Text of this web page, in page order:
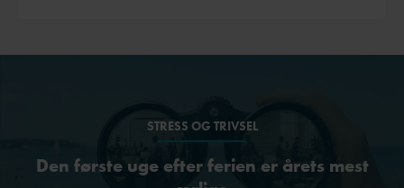
STRESS OG TRIVSEL
Den første uge efter ferien er årets mest